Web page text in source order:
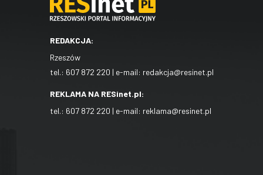
REDAKCJA:
Rzeszów
tel.: 607 872 220 | e-mail: redakcja@resinet.pl
REKLAMA NA RESinet.pl:
tel.: 607 872 220 | e-mail: reklama@resinet.pl